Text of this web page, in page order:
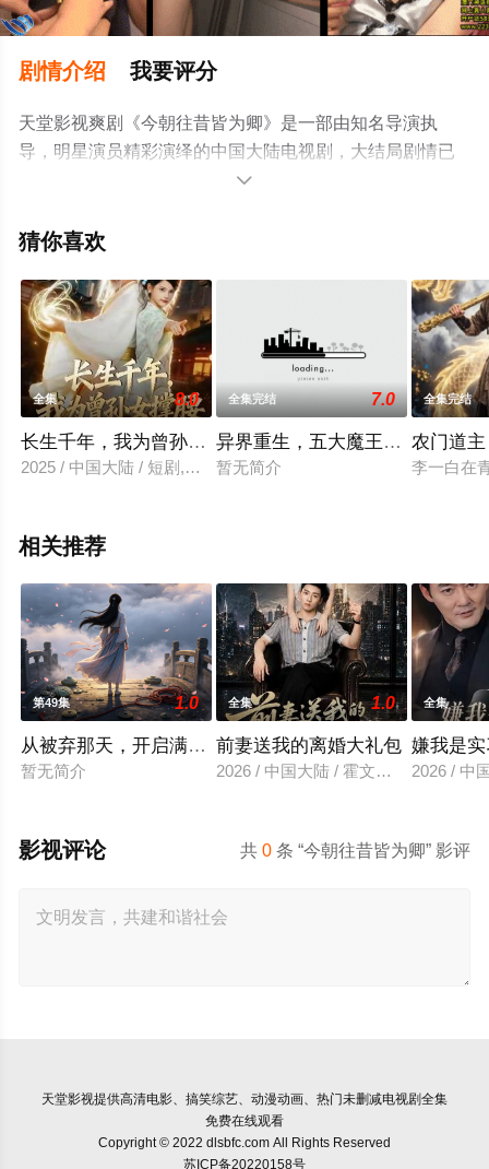
剧情介绍 我要评分
天堂影视爽剧《今朝往昔皆为卿》是一部由知名导演执
导，明星演员精彩演绎的中国大陆电视剧，大结局剧情已
揭晓（全集完结），手机免费观看高清无删减完整版电视
剧、电视猫或剧情网等平台了解。

猜你喜欢
全集 8.0
长生千年，我为曾孙女撑腰
2025 / 中国大陆 / 短剧,古装仙侠
全集完结 7.0
异界重生，五大魔王都是我的
暂无简介
全集完结
农门道主
李一白在
相关推荐
第49集 1.0
从被弃那天，开启满世繁花
暂无简介
全集 1.0
前妻送我的离婚大礼包
2026 / 中国大陆 / 霍文琦＆雷小米
全集
嫌我是
2026 / 中
共0 条 “今朝往昔皆为卿” 影评
影视评论
天堂影视提供高清电影、搞笑综艺、动漫动画、热门未删减电视剧全集
免费在线观看
Copyright © 2022 dlsbfc.com All Rights Reserved
苏ICP备20220158号